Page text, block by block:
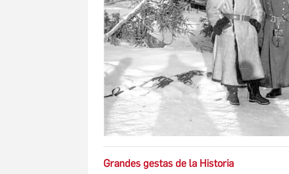
Grandes gestas de la Historia